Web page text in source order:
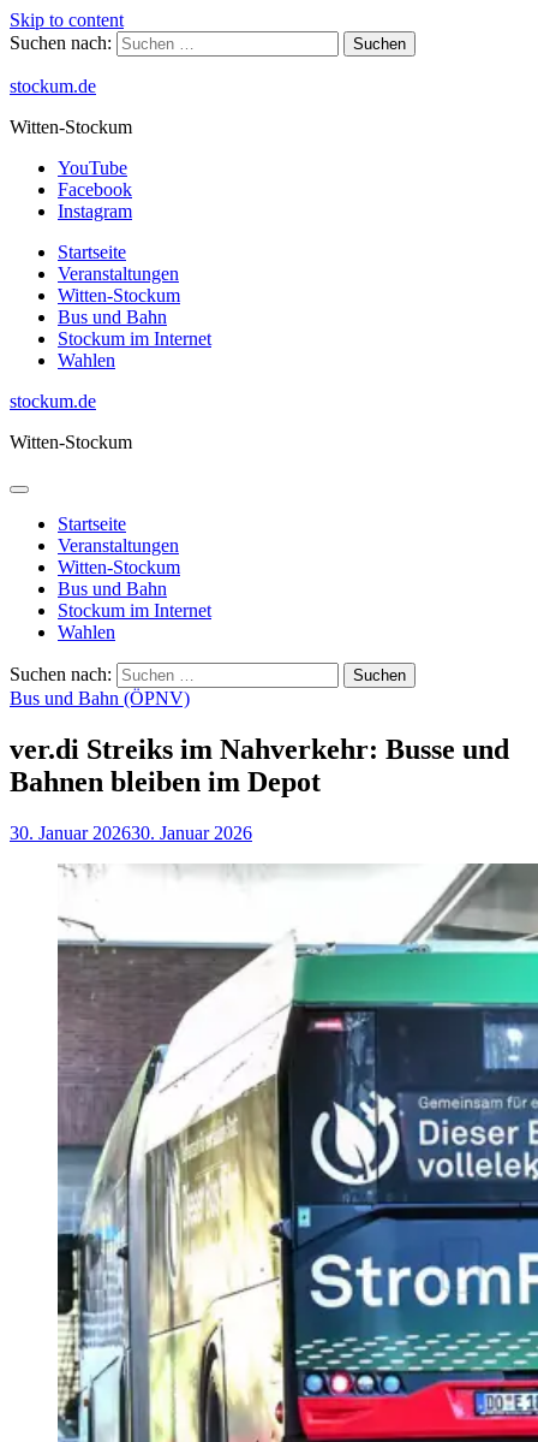
Skip to content
Suchen nach:
stockum.de
Witten-Stockum
YouTube
Facebook
Instagram
Startseite
Veranstaltungen
Witten-Stockum
Bus und Bahn
Stockum im Internet
Wahlen
stockum.de
Witten-Stockum
Startseite
Veranstaltungen
Witten-Stockum
Bus und Bahn
Stockum im Internet
Wahlen
Suchen nach:
Bus und Bahn (ÖPNV)
ver.di Streiks im Nahverkehr: Busse und
Bahnen bleiben im Depot
30. Januar 202630. Januar 2026